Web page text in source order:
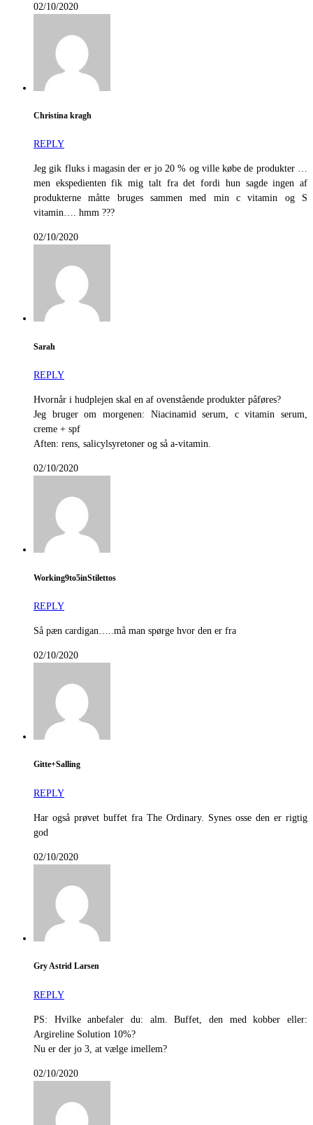
02/10/2020
Christina kragh
REPLY
Jeg gik fluks i magasin der er jo 20 % og ville købe de produkter …
men ekspedienten fik mig talt fra det fordi hun sagde ingen af
produkterne måtte bruges sammen med min c vitamin og S
vitamin…. hmm ???
02/10/2020
Sarah
REPLY
Hvornår i hudplejen skal en af ovenstående produkter påføres?
Jeg bruger om morgenen: Niacinamid serum, c vitamin serum,
creme + spf
Aften: rens, salicylsyretoner og så a-vitamin.
02/10/2020
Working9to5inStilettos
REPLY
Så pæn cardigan…..må man spørge hvor den er fra
02/10/2020
Gitte+Salling
REPLY
Har også prøvet buffet fra The Ordinary. Synes osse den er rigtig
god
02/10/2020
Gry Astrid Larsen
REPLY
PS: Hvilke anbefaler du: alm. Buffet, den med kobber eller:
Argireline Solution 10%?
Nu er der jo 3, at vælge imellem?
02/10/2020